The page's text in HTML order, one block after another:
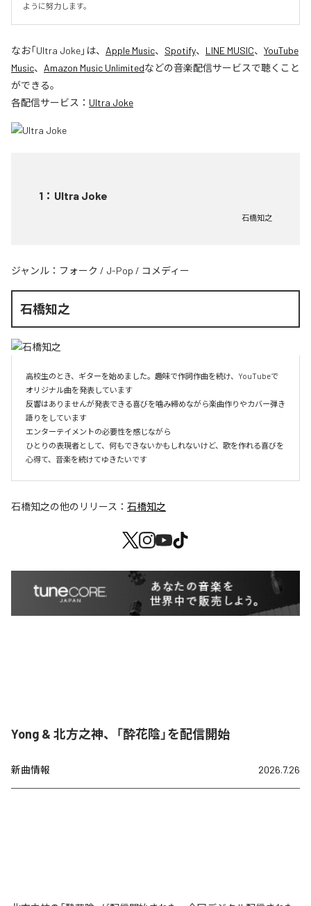
ように努力します。
なお「Ultra Joke」は、 Apple Music、 Spotify、 LINE MUSIC、 YouTube
Music、 Amazon Music Unlimitedなどの音楽配信サービスで聴くこと
ができる。
各配信サービス： Ultra Joke
1 ： Ultra Joke
石橋知之
ジャンル： フォーク / J-Pop / コメディー
石橋知之
高校生のとき、ギターを始めました。趣味で作詞作曲を続け、YouTubeで
オリジナル曲を発表しています
反響はありませんが発表できる喜びを噛み締めながら楽曲作りやカバー弾き
語りをしています
エンターテイメントの必要性を感じながら
ひとりの表現者として、何もできないかもしれないけど、歌を作れる喜びを
心得て、音楽を続けてゆきたいです
石橋知之の他のリリース： 石橋知之
Yong & 北方之神、「酔花陰」を配信開始
新曲情報 2026.7.26